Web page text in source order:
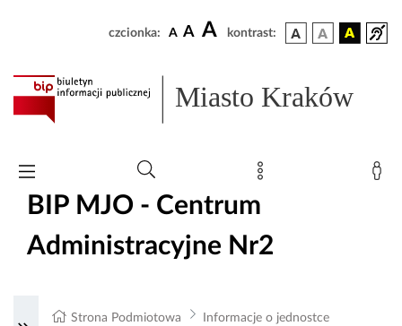
czcionka: A A A kontrast:
Miasto Kraków
BIP MJO - Centrum
Administracyjne Nr2
Strona Podmiotowa
Informacje o jednostce